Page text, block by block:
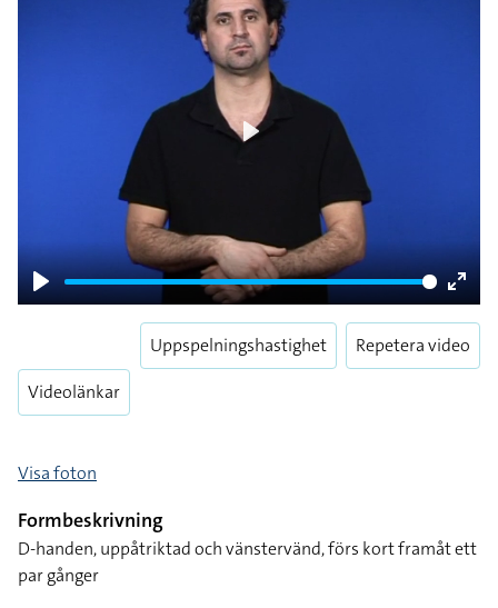
Play
Enter
Videolänkar
Uppspelningshastighet Repetera video
Visa foton
Formbeskrivning
D-handen, uppåtriktad och vänstervänd, förs kort framåt ett
par gånger